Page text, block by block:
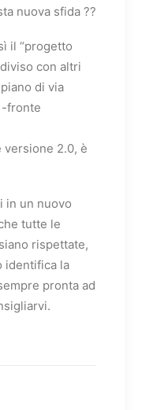
nuova sfida ??
il “progetto
con altri
di via
-fronte
versione 2.0, è
in un nuovo
tutte le
rispettate,
identifica la
pronta ad